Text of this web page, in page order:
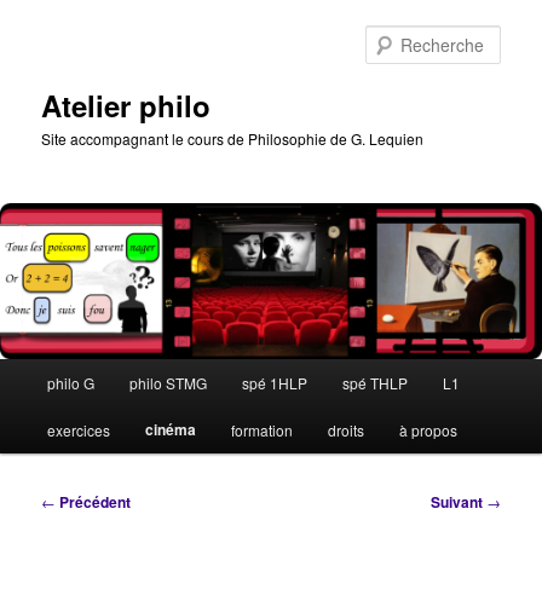
Atelier philo
Site accompagnant le cours de Philosophie de G. Lequien
principal
philo G philo STMG spé 1HLP spé THLP L1
exercices cinéma formation droits à propos
Navigation
← Précédent Suivant →